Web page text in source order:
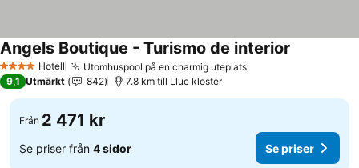
4 StjärnorHotell Utomhuspool på en charmig uteplatsSe priser
Angels Boutique - Turismo de interior
9,1 Utmärkt 842 7.8 km till Lluc kloster
Från 2 471 kr
Se priser från 4 sidor Se priser